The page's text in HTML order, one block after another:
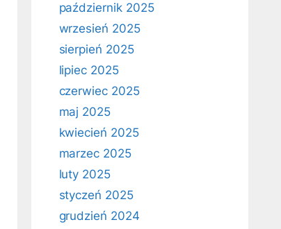
październik 2025
wrzesień 2025
sierpień 2025
lipiec 2025
czerwiec 2025
maj 2025
kwiecień 2025
marzec 2025
luty 2025
styczeń 2025
grudzień 2024